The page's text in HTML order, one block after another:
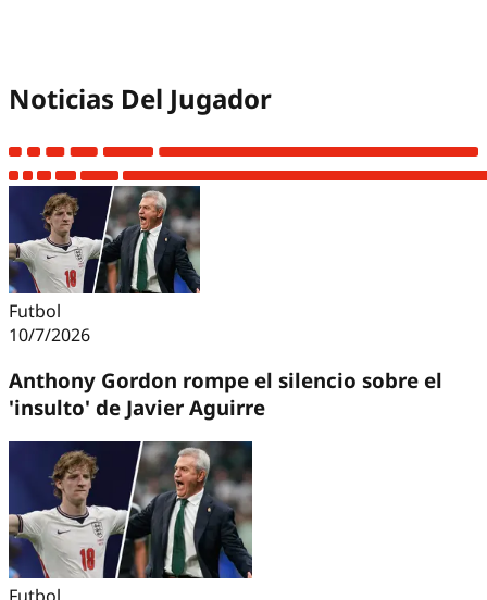
Noticias Del Jugador
Futbol
10/7/2026
Anthony Gordon rompe el silencio sobre el
'insulto' de Javier Aguirre